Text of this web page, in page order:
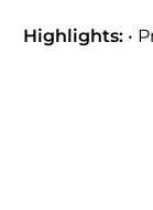
Highlights: •